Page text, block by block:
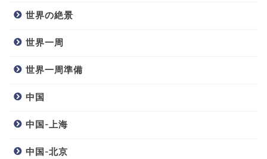
世界の絶景
世界一周
世界一周準備
中国
中国-上海
中国-北京